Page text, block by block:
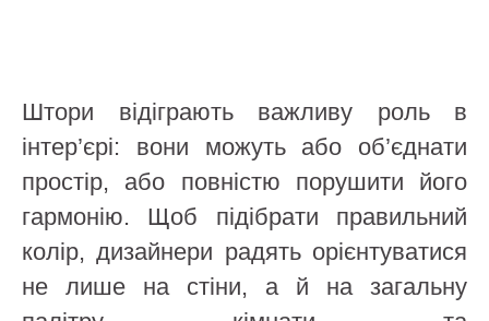
Штори відіграють важливу роль в
інтер’єрі: вони можуть або об’єднати
простір, або повністю порушити його
гармонію. Щоб підібрати правильний
колір, дизайнери радять орієнтуватися
не лише на стіни, а й на загальну